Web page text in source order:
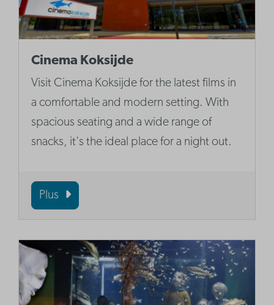
Cinema Koksijde
Visit Cinema Koksijde for the latest films in
a comfortable and modern setting. With
spacious seating and a wide range of
snacks, it's the ideal place for a night out.
Plus